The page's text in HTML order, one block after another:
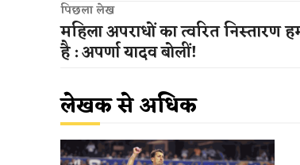
पिछला लेख
महिला अपराधों का त्वरित निस्तारण
है : अपर्णा यादव बोलीं!
लेखक से अधिक